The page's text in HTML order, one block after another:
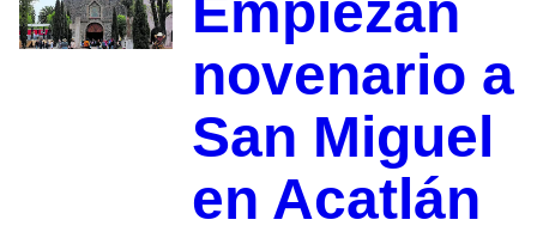
novenario a
San Miguel
en Acatlán